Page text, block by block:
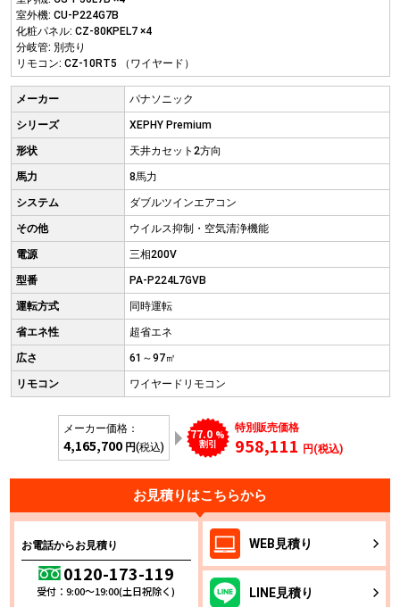
室外機: CU-P224G7B
化粧パネル: CZ-80KPEL7 ×4
分岐管: 別売り
リモコン: CZ-10RT5 （ワイヤード）
メーカー パナソニック
シリーズ XEPHY Premium
形状 天井カセット2方向
馬力 8馬力
システム ダブルツインエアコン
その他 ウイルス抑制・空気清浄機能
電源 三相200V
型番 PA-P224L7GVB
運転方式 同時運転
省エネ性 超省エネ
広さ 61～97㎡
リモコン ワイヤードリモコン
メーカー価格：
4,165,700 円(税込)
77.0 %
割引
特別販売価格
958,111 円(税込)
お見積りはこちらから
お電話からお見積り
0120-173-119
受付：9:00～19:00(土日祝除く)
WEB 見積り
LINE見積り